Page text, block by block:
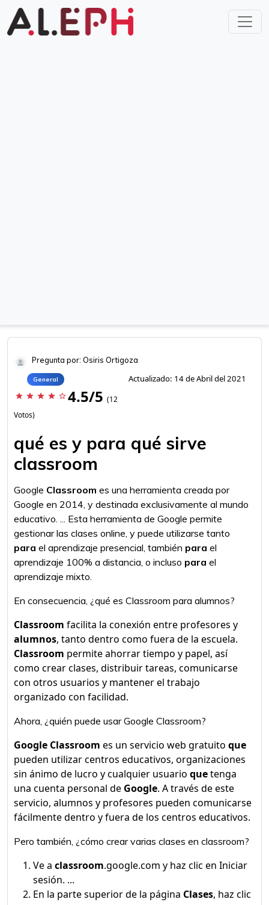
Pregunta por: Osiris Ortigoza
General Actualizado: 14 de Abril del 2021
star star star star star_border 4.5/5 (12
Votos)
qué es y para qué sirve
classroom
Google Classroom es una herramienta creada por
Google en 2014, y destinada exclusivamente al mundo
educativo. ... Esta herramienta de Google permite
gestionar las clases online, y puede utilizarse tanto
para el aprendizaje presencial, también para el
aprendizaje 100% a distancia, o incluso para el
aprendizaje mixto.
En consecuencia, ¿qué es Classroom para alumnos?
Classroom facilita la conexión entre profesores y
alumnos, tanto dentro como fuera de la escuela.
Classroom permite ahorrar tiempo y papel, así
como crear clases, distribuir tareas, comunicarse
con otros usuarios y mantener el trabajo
organizado con facilidad.
Ahora, ¿quién puede usar Google Classroom?
Google Classroom es un servicio web gratuito que
pueden utilizar centros educativos, organizaciones
sin ánimo de lucro y cualquier usuario quetenga
una cuenta personal de Google. A través de este
servicio, alumnos y profesores pueden comunicarse
fácilmente dentro y fuera de los centros educativos.
Pero también, ¿cómo crear varias clases en classroom?
Ve a classroom.google.com y haz clic en Iniciar
sesión. ...
En la parte superior de la página Clases, haz clic